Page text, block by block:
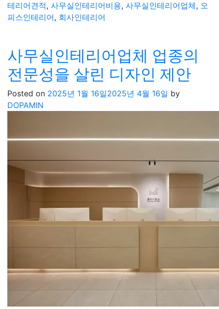
테리어견적, 사무실인테리어비용, 사무실인테리어업체, 오
피스인테리어, 회사인테리어
사무실인테리어업체 업종의
전문성을 살린 디자인 제안
Posted on 2025년 1월 16일2025년 4월 16일 by
DOPAMIN